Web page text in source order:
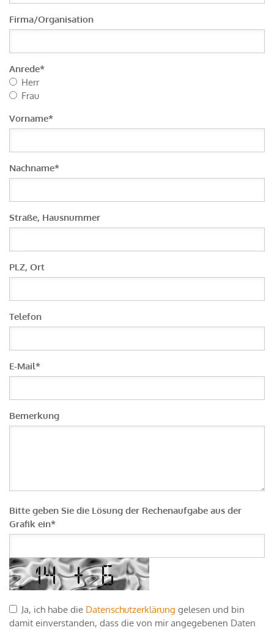
Firma/Organisation
Anrede*
Herr
Frau
Vorname*
Nachname*
Straße, Hausnummer
PLZ, Ort
Telefon
E-Mail*
Bemerkung
Bitte geben Sie die Lösung der Rechenaufgabe aus der
Grafik ein*
Ja, ich habe die Datenschutzerklärung gelesen und bin
damit einverstanden, dass die von mir angegebenen Daten